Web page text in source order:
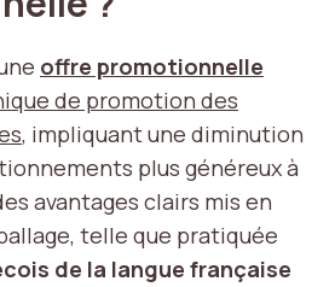
offre promotionnelle
de promotion des
, impliquant une diminution
plus généreux à
avantages clairs mis en
telle que pratiquée
de la langue française